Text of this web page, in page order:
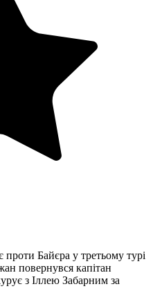
Байєра у третьому турі
повернувся капітан
з Іллею Забарним за